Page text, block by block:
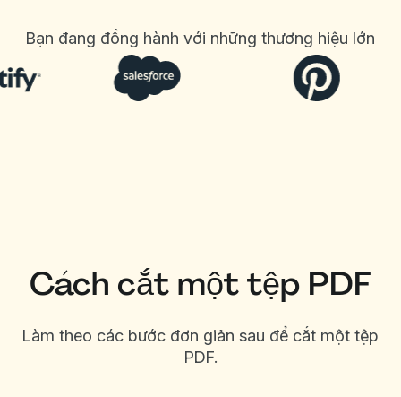
Bạn đang đồng hành với những thương hiệu lớn
Cách cắt một tệp PDF
Làm theo các bước đơn giản sau để cắt một tệp
PDF.